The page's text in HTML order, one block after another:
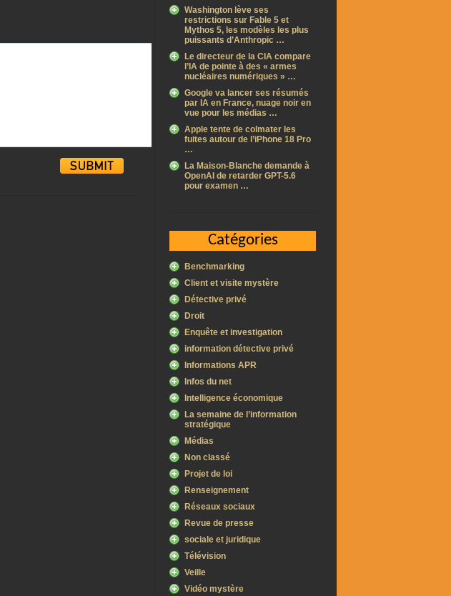
Washington lève ses
restrictions sur Fable 5 et
Mythos 5, les modèles les plus
puissants d’Anthropic …
Le directeur de la CIA compare
l’IA de pointe à des « armes
nucléaires numériques » …
Google va lancer ses résumés
par IA en France, nuage noir en
vue pour les médias …
Apple tente de colmater les
fuites autour de l’iPhone 18 Pro
…
La Maison-Blanche demande à
OpenAI de retarder GPT-5.6
pour examen …
Catégories
Benchmarking
Client et visite mystère
Détective privé
Droit
Enquête et investigation
information détective privé
Informations APR
Infos du net
Intelligence économique
La semaine de l’information
stratégique
Médias
Non classé
Projet de loi
Renseignement
Réseaux sociaux
Revue de presse
sociale et juridique
Télévision
Veille
Vidéo mystère